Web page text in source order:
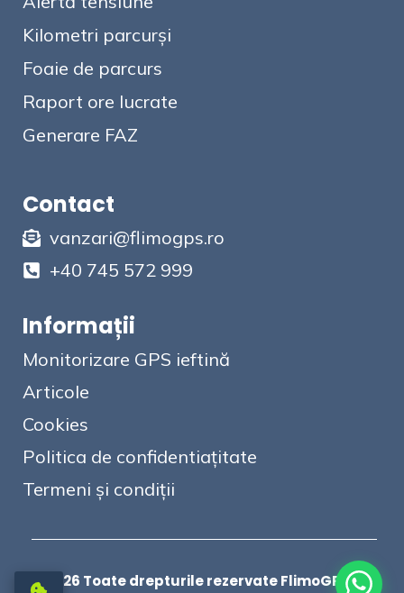
Kilometri parcurși
Foaie de parcurs
Raport ore lucrate
Generare FAZ
Contact
vanzari@flimogps.ro
+40 745 572 999
Informații
Monitorizare GPS ieftină
Articole
Cookies
Politica de confidentiațitate
Termeni și condiții
© 2026 Toate drepturile rezervate FlimoGPS |